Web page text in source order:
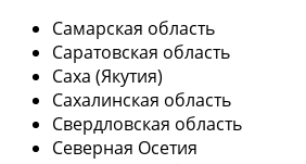
Самарская область
Саратовская область
Саха (Якутия)
Сахалинская область
Свердловская область
Северная Осетия